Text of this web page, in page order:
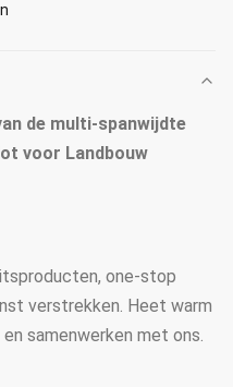
de multi-spanwijdte
voor Landbouw
one-stop
verstrekken. Heet warm
samenwerken met ons.